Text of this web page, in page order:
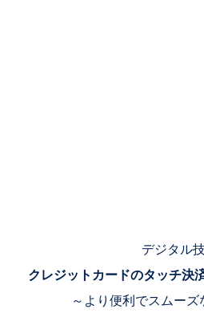
デジタル
クレジットカードのタッチ決
～より便利でスムー